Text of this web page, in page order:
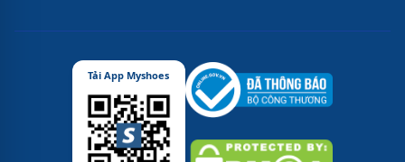
Tải App Myshoes